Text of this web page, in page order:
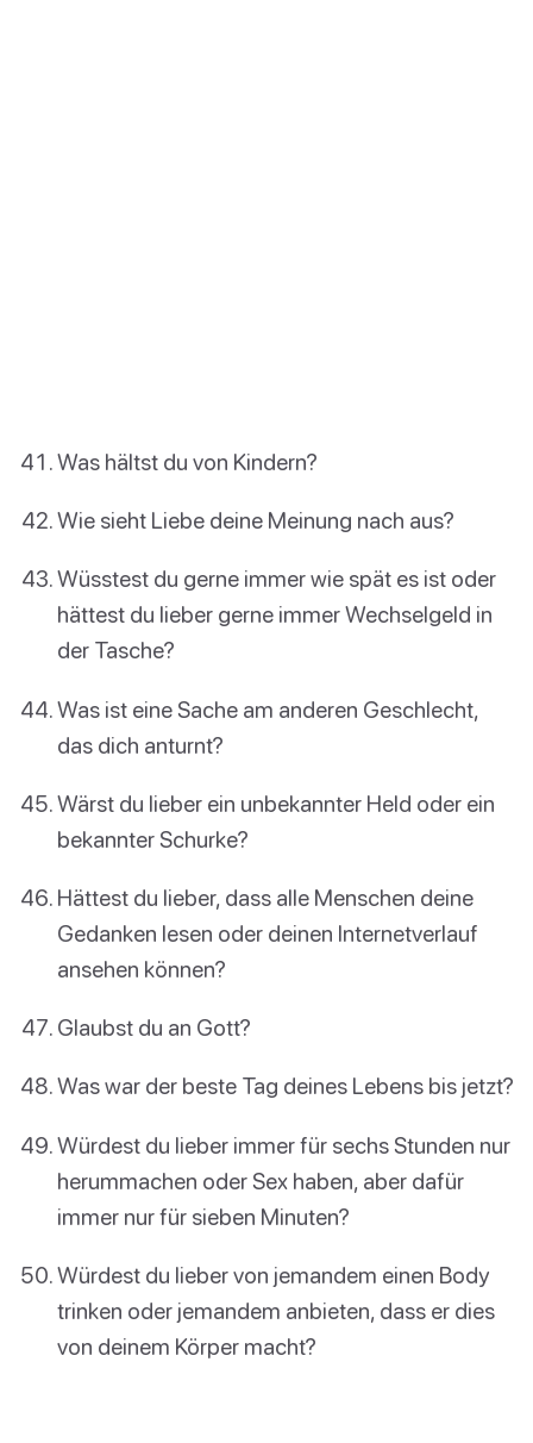
Was hältst du von Kindern?
Wie sieht Liebe deine Meinung nach aus?
Wüsstest du gerne immer wie spät es ist oder
hättest du lieber gerne immer Wechselgeld in
der Tasche?
Was ist eine Sache am anderen Geschlecht,
das dich anturnt?
Wärst du lieber ein unbekannter Held oder ein
bekannter Schurke?
Hättest du lieber, dass alle Menschen deine
Gedanken lesen oder deinen Internetverlauf
ansehen können?
Glaubst du an Gott?
Was war der beste Tag deines Lebens bis jetzt?
Würdest du lieber immer für sechs Stunden nur
herummachen oder Sex haben, aber dafür
immer nur für sieben Minuten?
Würdest du lieber von jemandem einen Body
trinken oder jemandem anbieten, dass er dies
von deinem Körper macht?